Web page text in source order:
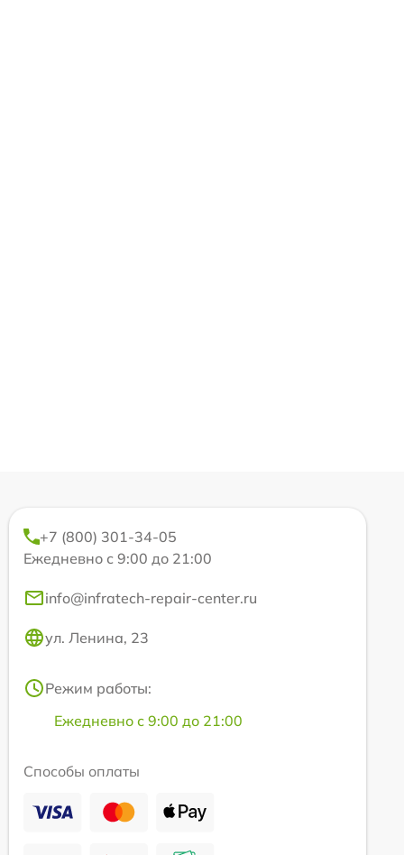
+7 (800) 301-34-05
Ежедневно с 9:00 до 21:00
info@infratech-repair-center.ru
ул. Ленина, 23
Режим работы:
Ежедневно с 9:00 до 21:00
Способы оплаты